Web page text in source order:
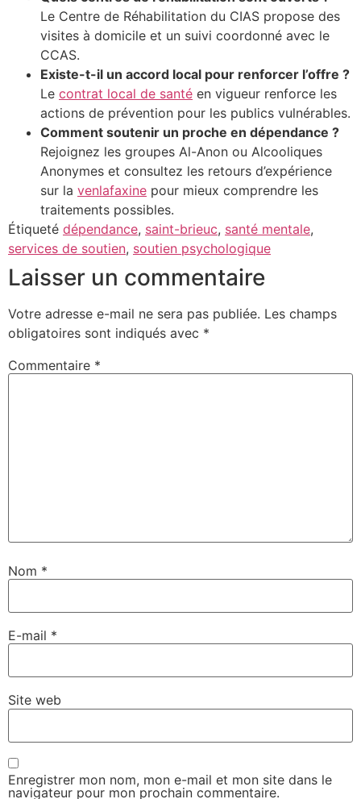
Le Centre de Réhabilitation du CIAS propose des
visites à domicile et un suivi coordonné avec le
CCAS.
Existe-t-il un accord local pour renforcer l’offre ?
Le contrat local de santé en vigueur renforce les
actions de prévention pour les publics vulnérables.
Comment soutenir un proche en dépendance ?
Rejoignez les groupes Al-Anon ou Alcooliques
Anonymes et consultez les retours d’expérience
sur la venlafaxine pour mieux comprendre les
traitements possibles.
Étiqueté dépendance, saint-brieuc, santé mentale,
services de soutien, soutien psychologique
Laisser un commentaire
Votre adresse e-mail ne sera pas publiée. Les champs
obligatoires sont indiqués avec *
Commentaire *
Nom *
E-mail *
Site web
Enregistrer mon nom, mon e-mail et mon site dans le
navigateur pour mon prochain commentaire.